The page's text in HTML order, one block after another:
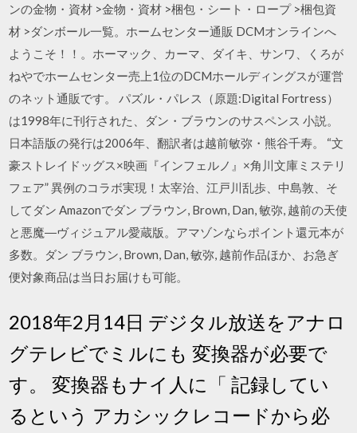
ンの金物・資材 >金物・資材 >梱包・シート・ロープ >梱包資
材 >ダンボール一覧。ホームセンター通販 DCMオンラインへ
ようこそ！！。ホーマック、カーマ、ダイキ、サンワ、くろが
ねやでホームセンター売上1位のDCMホールディングスが運営
のネット通販です。 パズル・パレス（原題:Digital Fortress）
は1998年に刊行された、ダン・ブラウンのサスペンス 小説。
日本語版の発行は2006年、翻訳者は越前敏弥・熊谷千寿。 “文
豪ストレイドッグス×映画『インフェルノ』×角川文庫ミステリ
フェア” 異例のコラボ実現！太宰治、江戸川乱歩、中島敦、そ
してダン Amazonでダン ブラウン, Brown, Dan, 敏弥, 越前の天使
と悪魔―ヴィジュアル愛蔵版。アマゾンならポイント還元本が
多数。ダン ブラウン, Brown, Dan, 敏弥, 越前作品ほか、お急ぎ
便対象商品は当日お届けも可能。
2018年2月14日 デジタル放送をアナロ
グテレビでミルにも 変換器が必要で
す。 変換器もナイ人に「 記録してい
るという アカシックレコードから必